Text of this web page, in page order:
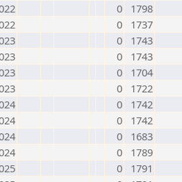
0
1798
0
1737
0
1743
0
1743
0
1704
0
1722
0
1742
0
1742
0
1683
0
1789
0
1791